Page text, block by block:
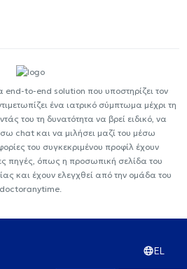
end-to-end solution που υποστηρίζει τον
ένα ιατρικό σύμπτωμα μέχρι τη
του τη δυνατότητα να βρεί ειδικό, να
chat και να μιλήσει μαζί του μέσω
του συγκεκριμένου προφίλ έχουν
πηγές, όπως η προσωπική σελίδα του
και έχουν ελεγχθεί από την ομάδα του
doctoranytime.
EL